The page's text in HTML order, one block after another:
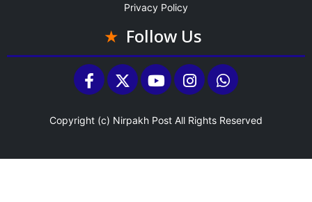
Privacy Policy
Follow Us
Copyright (c) Nirpakh Post All Rights Reserved